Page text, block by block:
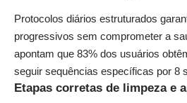
Protocolos diários estruturados
progressivos sem comprometer a
apontam que 83% dos usuários
seguir sequências específicas por 8
Etapas corretas de limpeza e